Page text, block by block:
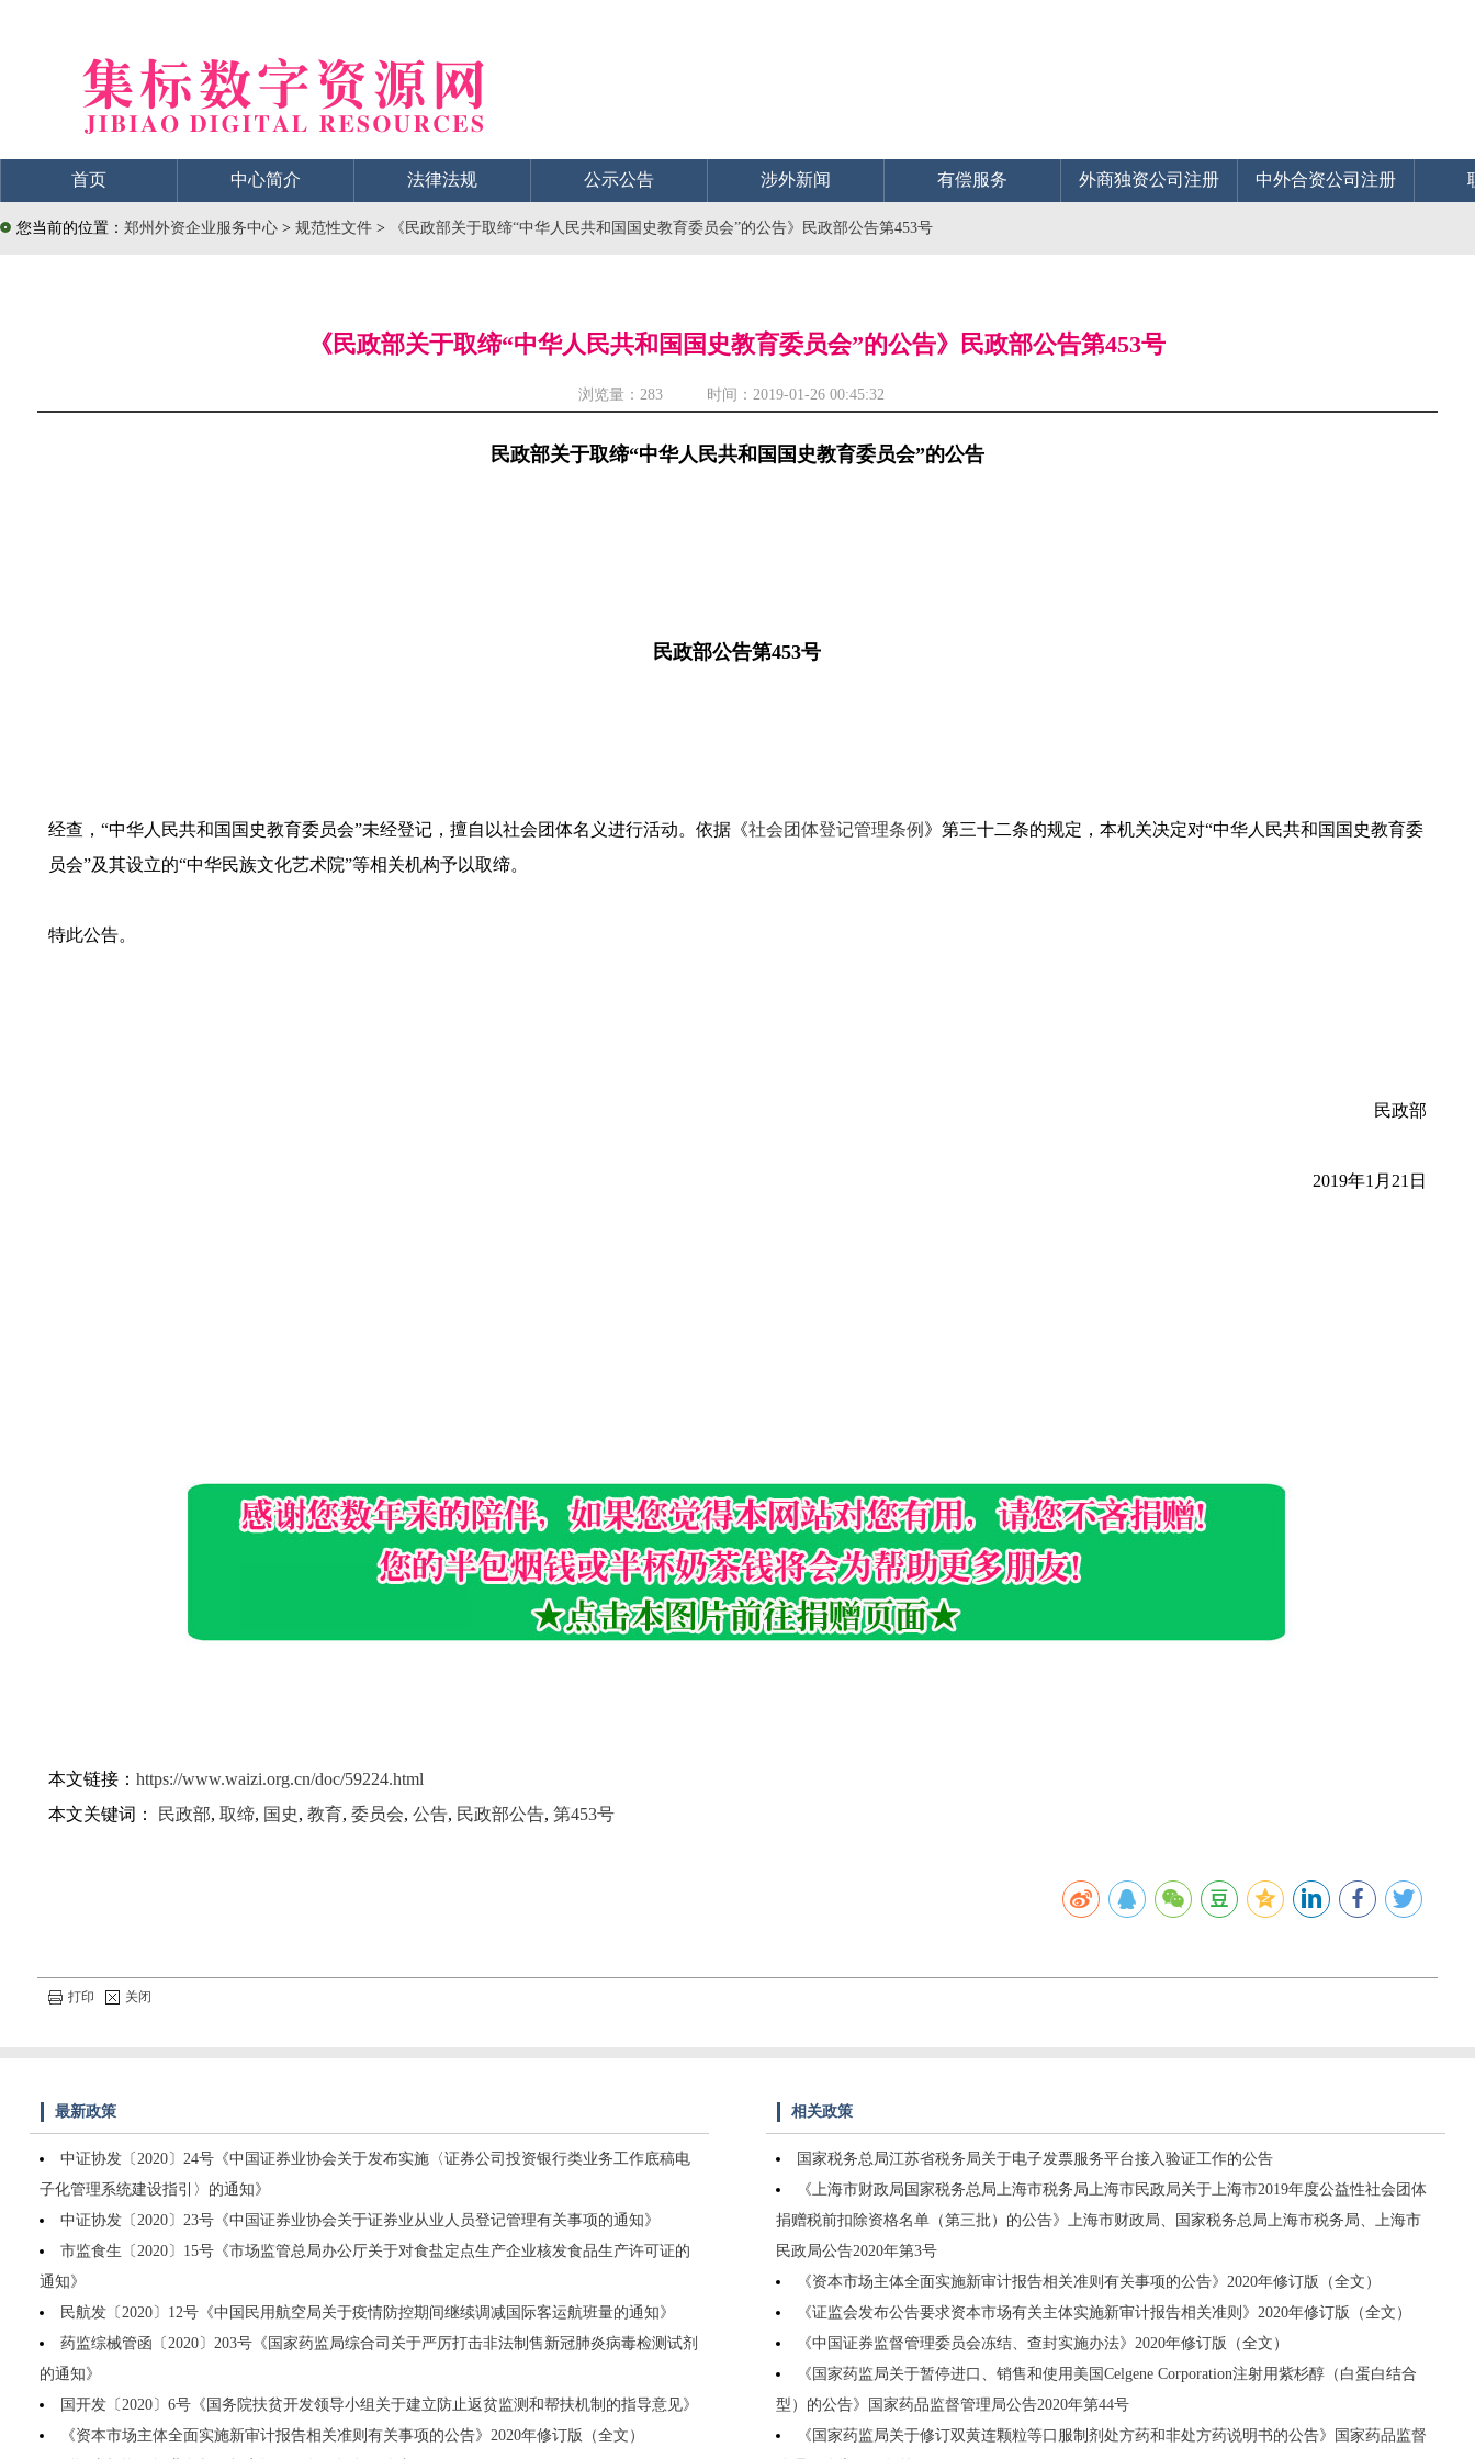
首页 中心简介 法律法规 公示公告 涉外新闻 有偿服务 外商独资公司注册 中外合资公司注册
您当前的位置： 郑州外资企业服务中心 > 规范性文件 > 《民政部关于取缔“中华人民共和国国史教育委员会”的公告》民政部公告第453号
《民政部关于取缔“中华人民共和国国史教育委员会”的公告》民政部公告第453号
浏览量：283 时间：2019-01-26 00:45:32
民政部关于取缔“中华人民共和国国史教育委员会”的公告
民政部公告第453号
经查，“中华人民共和国国史教育委员会”未经登记，擅自以社会团体名义进行活动。依据《社会团体登记管理条例 》第三十二条的规定，本机关决定对“中华人民共和国国史教育委
员会”及其设立的“中华民族文化艺术院”等相关机构予以取缔。
特此公告。
民政部
2019年1月21日
本文链接： https://www.waizi.org.cn/doc/59224.html
本文关键词：
民政部, 取缔, 国史, 教育, 委员会, 公告, 民政部公告, 第453号
打印 关闭
最新政策
中证协发〔2020〕24号《中国证券业协会关于发布实施〈证券公司投资银行类业务工作底稿电
子化管理系统建设指引〉的通知》
中证协发〔2020〕23号《中国证券业协会关于证券业从业人员登记管理有关事项的通知》
市监食生〔2020〕15号《市场监管总局办公厅关于对食盐定点生产企业核发食品生产许可证的
通知》
民航发〔2020〕12号《中国民用航空局关于疫情防控期间继续调减国际客运航班量的通知》
药监综械管函〔2020〕203号《国家药监局综合司关于严厉打击非法制售新冠肺炎病毒检测试剂
的通知》
国开发〔2020〕6号《国务院扶贫开发领导小组关于建立防止返贫监测和帮扶机制的指导意见》
《资本市场主体全面实施新审计报告相关准则有关事项的公告》2020年修订版（全文）
相关政策
国家税务总局江苏省税务局关于电子发票服务平台接入验证工作的公告
《上海市财政局国家税务总局上海市税务局上海市民政局关于上海市2019年度公益性社会团体
捐赠税前扣除资格名单（第三批）的公告》上海市财政局、国家税务总局上海市税务局、上海市
民政局公告2020年第3号
《资本市场主体全面实施新审计报告相关准则有关事项的公告》2020年修订版（全文）
《证监会发布公告要求资本市场有关主体实施新审计报告相关准则》2020年修订版（全文）
《中国证券监督管理委员会冻结、查封实施办法》2020年修订版（全文）
《国家药监局关于暂停进口、销售和使用美国Celgene Corporation注射用紫杉醇（白蛋白结合
型）的公告》国家药品监督管理局公告2020年第44号
《国家药监局关于修订双黄连颗粒等口服制剂处方药和非处方药说明书的公告》国家药品监督